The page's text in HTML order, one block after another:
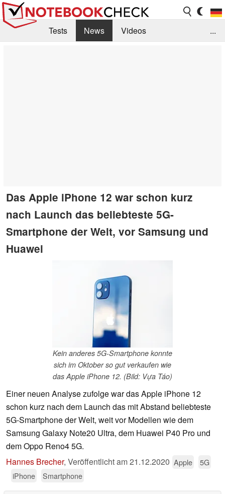
Tests News
Videos
...
Das Apple iPhone 12 war schon kurz
nach Launch das beliebteste 5G-
Smartphone der Welt, vor Samsung und
Huawei
Kein anderes 5G-Smartphone konnte
sich im Oktober so gut verkaufen wie
das Apple iPhone 12. (Bild: Vựa Táo)
Einer neuen Analyse zufolge war das Apple iPhone 12
schon kurz nach dem Launch das mit Abstand beliebteste
5G-Smartphone der Welt, weit vor Modellen wie dem
Samsung Galaxy Note20 Ultra, dem Huawei P40 Pro und
dem Oppo Reno4 5G.
Hannes Brecher, Veröffentlicht am21.12.2020 Apple
5G
iPhone
Smartphone